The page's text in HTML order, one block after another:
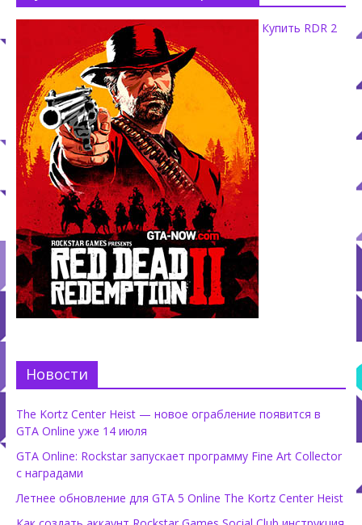
Купить RDR 2
Новости
The Kortz Center Heist — новое ограбление появится в
GTA Online уже 14 июля
GTA Online: Rockstar запускает программу Fine Art Collector
с наградами
Летнее обновление для GTA 5 Online The Kortz Center Heist